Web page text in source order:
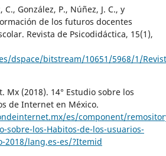
González, P., Núñez, J. C., y
de los futuros docentes
Revista de Psicodidáctica, 15(1),
dspace/bitstream/10651/5968/1/
Mx (2018). 14° Estudio sobre los
de Internet en México.
es/component/
sobre-los-Habitos-de-los-usuarios-
2018/lang,es-es/?Itemid